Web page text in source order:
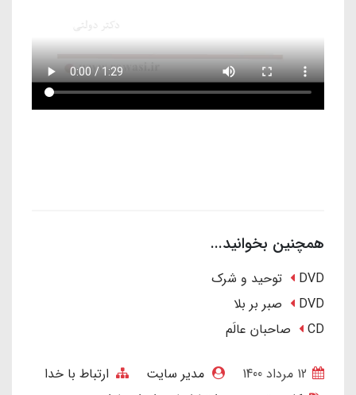
همچنین بخوانید...
DVD توحید و شرک
DVD صبر بر بلا
CD صاحبان عالَم
مدیر سایت
ارتباط با خدا